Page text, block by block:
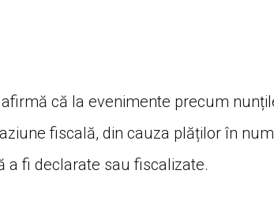
că la evenimente precum
fiscală, din cauza plăților în
a fi declarate sau fiscalizate.